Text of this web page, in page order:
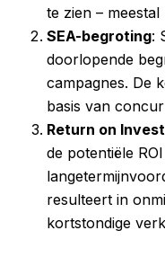
te zien – meestal
SEA-begroting:
doorlopende
campagnes. De
basis van
Return on
de potentiële
resulteert in
kortstondige